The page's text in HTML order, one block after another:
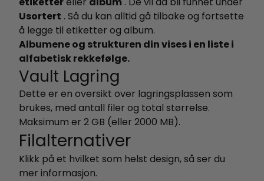
Usortert . Så du kan alltid gå tilbake og fortsette
å legge til etiketter og album.
Albumene og strukturen din vises i en liste i
alfabetisk rekkefølge.
Vault Lagring
Dette er en oversikt over lagringsplassen som
brukes, med antall filer og total størrelse.
Maksimum er 2 GB (eller 2000 MB).
Filalternativer
Klikk på et hvilket som helst design, så ser du
mer informasjon.